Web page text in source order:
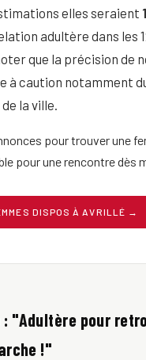
elles seraient
adultère dans les
que la précision de
à caution notamment
la ville.
pour trouver une
pour une rencontre dès
DISPOS À AVRILLÉ →
: "Adultère pour
!"